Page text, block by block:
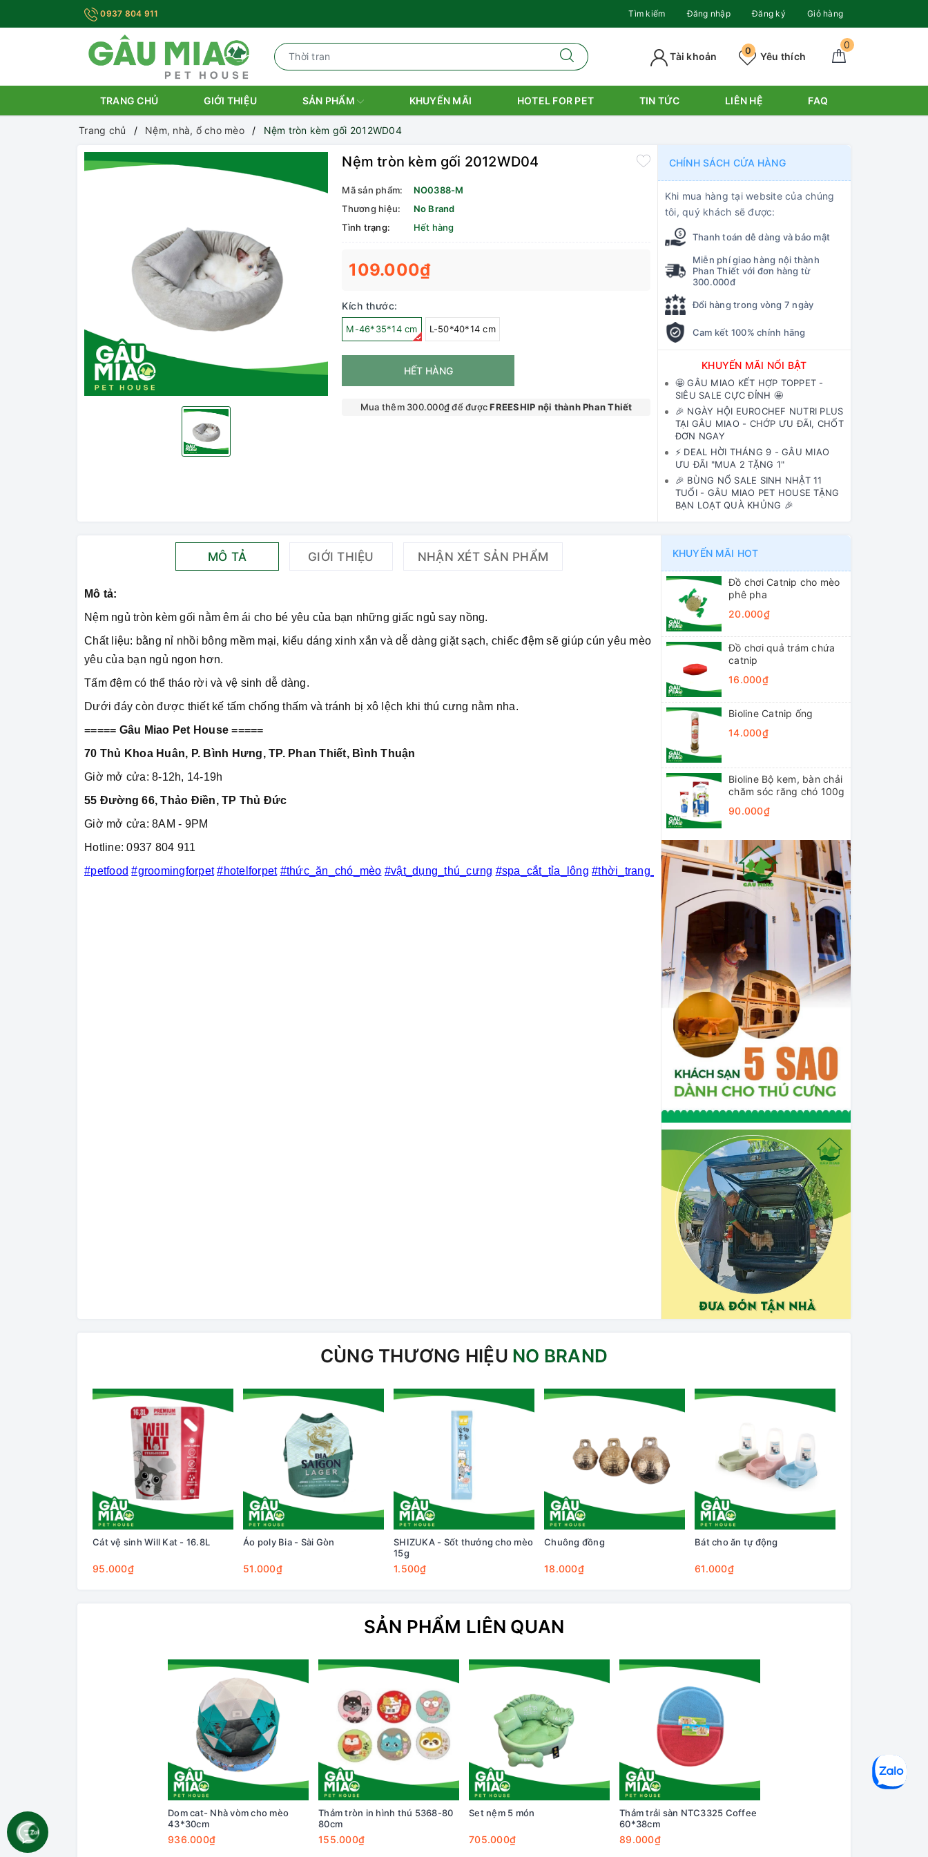
0937 804 911 Tìm kiếm Đăng nhập Đăng ký Giỏ hàng
0
Yêu thích
0
Tài khoản
TRANG CHỦ GIỚI THIỆU SẢN PHẨM KHUYẾN MÃI HOTEL FOR PET TIN TỨC LIÊN HỆ FAQ
Trang chủ Nệm, nhà, ổ cho mèo Nệm tròn kèm gối 2012WD04
Nệm tròn kèm gối 2012WD04
Mã sản phẩm:
NO0388-M
Thương hiệu:
No Brand
Tình trạng:
Hết hàng
109.000₫
Kích thước:
M-46*35*14 cm L-50*40*14 cm
HẾT HÀNG
Mua thêm 300.000₫ để đượcFREESHIP nội thành Phan Thiết
CHÍNH SÁCH CỬA HÀNG
Khi mua hàng tại website của chúng
tôi, quý khách sẽ được:
Thanh toán dễ dàng và bảo mật
Miễn phí giao hàng nội thành
Phan Thiết với đơn hàng từ
300.000đ
Đổi hàng trong vòng 7 ngày
Cam kết 100% chính hãng
KHUYẾN MÃI NỔI BẬT
🤩 GÂU MIAO KẾT HỢP TOPPET -
SIÊU SALE CỰC ĐỈNH 🤩
🎉 NGÀY HỘI EUROCHEF NUTRI PLUS
TẠI GÂU MIAO - CHỚP ƯU ĐÃI, CHỐT
ĐƠN NGAY
⚡️ DEAL HỜI THÁNG 9 - GÂU MIAO
ƯU ĐÃI "MUA 2 TẶNG 1"
🎉 BÙNG NỔ SALE SINH NHẬT 11
TUỔI - GÂU MIAO PET HOUSE TẶNG
BẠN LOẠT QUÀ KHỦNG 🎉
MÔ TẢ GIỚI THIỆU NHẬN XÉT SẢN PHẨM
Mô tả:
Nệm ngủ tròn kèm gối nằm êm ái cho bé yêu của bạn những giấc ngủ say nồng.
Chất liệu: bằng nỉ nhồi bông mềm mại, kiểu dáng xinh xắn và dễ dàng giặt sạch, chiếc đệm sẽ giúp cún yêu mèo
yêu của bạn ngủ ngon hơn.
Tấm đệm có thể tháo rời và vệ sinh dễ dàng.
Dưới đáy còn được thiết kế tấm chống thấm và tránh bị xô lệch khi thú cưng nằm nha.
===== Gâu Miao Pet House =====
70 Thủ Khoa Huân, P. Bình Hưng, TP. Phan Thiết, Bình Thuận
Giờ mở cửa: 8-12h, 14-19h
55 Đường 66, Thảo Điền, TP Thủ Đức
Giờ mở cửa: 8AM - 9PM
Hotline: 0937 804 911
#petfood #groomingforpet #hotelforpet #thức_ăn_chó_mèo #vật_dụng_thú_cưng #spa_cắt_tỉa_lông #thời_trang_thú_cưng #khách_sạn_thú_cưng
KHUYẾN MÃI HOT
Đồ chơi Catnip cho mèo
phê pha
20.000₫
Đồ chơi quả trám chứa
catnip
16.000₫
Bioline Catnip ống
14.000₫
Bioline Bộ kem, bàn chải
chăm sóc răng chó 100g
90.000₫
CÙNG THƯƠNG HIỆU NO BRAND
Cát vệ sinh Will Kat - 16.8L
95.000₫
Áo poly Bia - Sài Gòn
51.000₫
SHIZUKA - Sốt thưởng cho mèo
15g
1.500₫
Chuông đồng
18.000₫
Bát cho ăn tự động
61.000₫
SẢN PHẨM LIÊN QUAN
Dom cat- Nhà vòm cho mèo
43*30cm
936.000₫
Thảm tròn in hình thú 5368-80
80cm
155.000₫
Set nệm 5 món
705.000₫
Thảm trải sàn NTC3325 Coffee
60*38cm
89.000₫